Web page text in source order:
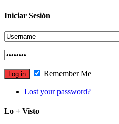
Iniciar Sesión
Remember Me
Lost your password?
Lo + Visto